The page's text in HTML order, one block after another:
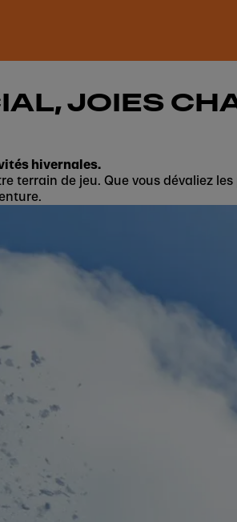
JOIES
hivernales.
terrain de jeu. Que vous dévaliez